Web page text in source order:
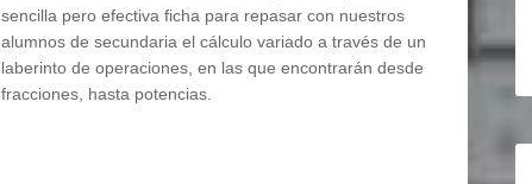
sencilla pero efectiva ficha para repasar con nuestros
alumnos de secundaria el cálculo variado a través de un
laberinto de operaciones, en las que encontrarán desde
fracciones, hasta potencias.